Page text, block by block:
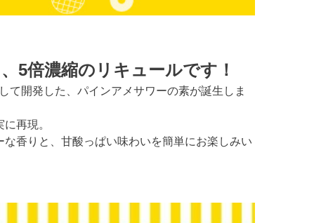
5倍濃縮のリキュールです！
て開発した、パインアメサワーの素が誕生しま
再現。
香りと、甘酸っぱい味わいを簡単にお楽しみい